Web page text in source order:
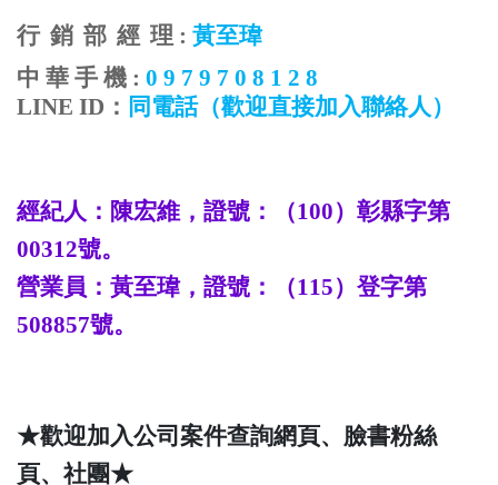
行 銷 部 經 理 : 黃至瑋
中 華 手 機 : 0 9 7 9 7 0 8 1 2 8
LINE ID ： 同電話（歡迎直接加入聯絡人）
經紀人：陳宏維，證號：（100）彰縣字第
00312號。
營業員： 黃至瑋，證號：（115）登字第
508857號。
★歡迎加入公司案件查詢網頁、臉書粉絲
頁、社團★